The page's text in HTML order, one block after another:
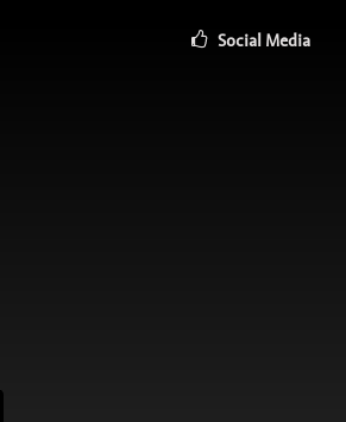
Social Media